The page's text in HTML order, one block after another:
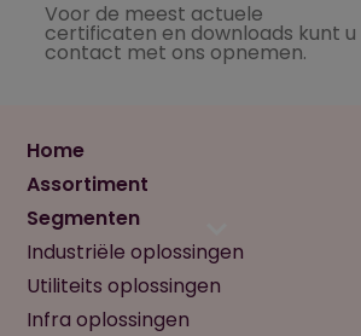
Voor de meest actuele
certificaten en downloads kunt u
contact met ons opnemen.
Home
Assortiment
Segmenten
Industriële oplossingen
Utiliteits oplossingen
Infra oplossingen